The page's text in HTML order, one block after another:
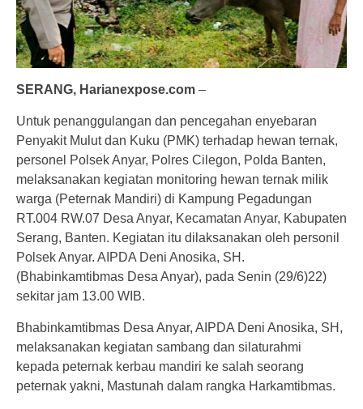
SERANG, Harianexpose.com –
Untuk penanggulangan dan pencegahan enyebaran
Penyakit Mulut dan Kuku (PMK) terhadap hewan ternak,
personel Polsek Anyar, Polres Cilegon, Polda Banten,
melaksanakan kegiatan monitoring hewan ternak milik
warga (Peternak Mandiri) di Kampung Pegadungan
RT.004 RW.07 Desa Anyar, Kecamatan Anyar, Kabupaten
Serang, Banten. Kegiatan itu dilaksanakan oleh personil
Polsek Anyar. AIPDA Deni Anosika, SH.
(Bhabinkamtibmas Desa Anyar), pada Senin (29/6)22)
sekitar jam 13.00 WIB.
Bhabinkamtibmas Desa Anyar, AIPDA Deni Anosika, SH,
melaksanakan kegiatan sambang dan silaturahmi
kepada peternak kerbau mandiri ke salah seorang
peternak yakni, Mastunah dalam rangka Harkamtibmas.